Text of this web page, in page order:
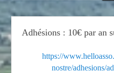
Adhésions : 10€ par an
https://
nostre/adhesions/